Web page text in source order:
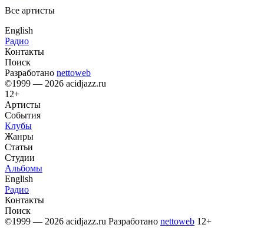
Все артисты
English
Радио
Контакты
Поиск
Разработано nettoweb
©1999 — 2026 acidjazz.ru
12+
Артисты
События
Клубы
Жанры
Статьи
Студии
Альбомы
English
Радио
Контакты
Поиск
©1999 — 2026 acidjazz.ru Разработано nettoweb 12+